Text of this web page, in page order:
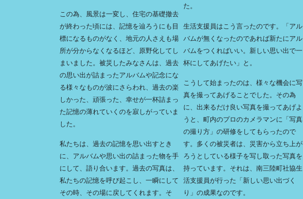
この為、風景は一変し、住宅の基礎撤去
が終わった頃には、記憶を辿ろうにも目
標になるものがなく、地元の人さえも場
所が分からなくなるほど、原野化してし
まいました。被災したみなさんは、過去
の思い出が詰まったアルバムや記念にな
る様々なものが波にさらわれ、過去の楽
しかった、頑張った、幸せが一杯詰まっ
た記憶の薄れていくのを寂しがっていま
した。
私たちは、過去の記憶を思い出すとき
に、アルバムや思い出の詰まった物を手
にして、語り合います。過去の写真は、
私たちの記憶を呼び起こし、一瞬にして
その時、その場に戻してくれます。そ
た。
生活支援員はこう言ったのです。「アル
バムが無くなったのであれば新たにアル
バムをつくればいい。新しい思い出で一
杯にしてあげたい」と。
こうして始まったのは、様々な機会に写
真を撮ってあげることでした。その為
に、出来るだけ良い写真を撮ってあげよ
うと、町内のプロのカメラマンに「写真
の撮り方」の研修をしてもらったので
す。多くの被災者は、災害から立ち上が
ろうとしている様子を写し取った写真を
持っています。それは、南三陸町社協生
活支援員が行った「新しい思い出づく
り」の成果なのです。